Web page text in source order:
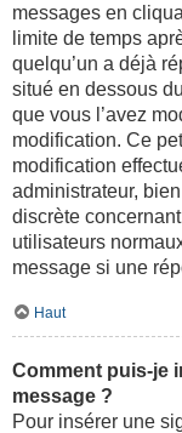
messages en
limite de temps
quelqu’un a déjà
situé en dessous
que vous l’avez
modification. Ce
modification
administrateur,
discrète
utilisateurs
message si une
Haut
Comment puis-je
message ?
Pour insérer une